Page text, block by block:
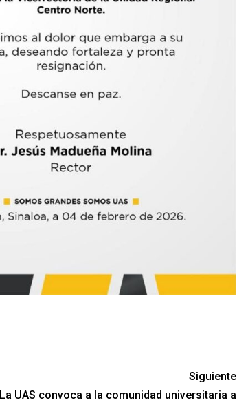
Siguiente
La UAS convoca a la comunidad universitaria a